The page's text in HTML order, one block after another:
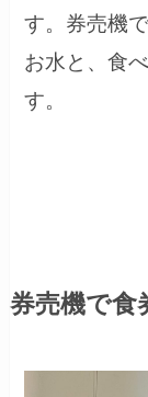
す。券売機
お水と、食
す。
券売機で食